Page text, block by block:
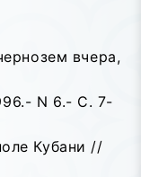
вчера,
N 6.- С. 7-
Кубани //